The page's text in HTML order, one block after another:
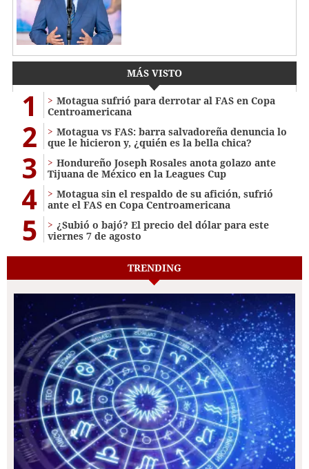
MÁS VISTO
1
Motagua sufrió para derrotar al FAS en Copa
Centroamericana
2
Motagua vs FAS: barra salvadoreña denuncia lo
que le hicieron y, ¿quién es la bella chica?
3
Hondureño Joseph Rosales anota golazo ante
Tijuana de México en la Leagues Cup
4
Motagua sin el respaldo de su afición, sufrió
ante el FAS en Copa Centroamericana
5
¿Subió o bajó? El precio del dólar para este
viernes 7 de agosto
TRENDING